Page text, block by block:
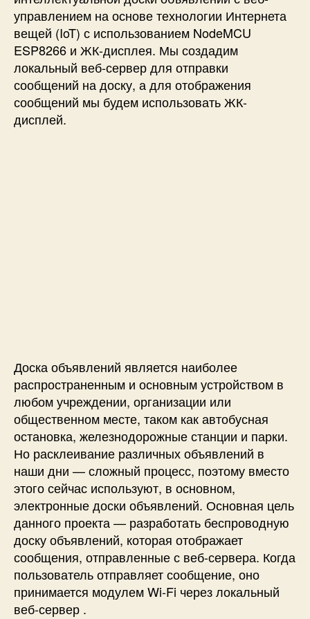
д
о
с
к
а
о
б
E
S
P
8
2
6
6
с
в
е
б
-
у
п
р
а
управлением на основе технологии Интернета
вещей (IoT) с использованием NodeMCU
ESP8266 и ЖК-дисплея. Мы создадим
локальный веб-сервер для отправки
сообщений на доску, а для отображения
сообщений мы будем использовать ЖК-
дисплей.
Доска объявлений является наиболее
распространенным и основным устройством в
любом учреждении, организации или
общественном месте, таком как автобусная
остановка, железнодорожные станции и парки.
Но расклеивание различных объявлений в
наши дни — сложный процесс, поэтому вместо
этого сейчас используют, в основном,
электронные доски объявлений. Основная цель
данного проекта — разработать беспроводную
доску объявлений, которая отображает
сообщения, отправленные с веб-сервера. Когда
пользователь отправляет сообщение, оно
принимается модулем Wi-Fi через локальный
веб-сервер .